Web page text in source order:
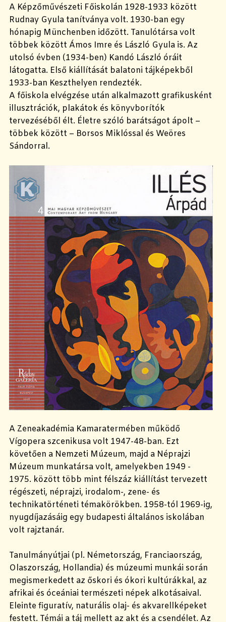
A Képzőművészeti Főiskolán 1928-1933 között
Rudnay Gyula tanítványa volt. 1930-ban egy
hónapig Münchenben időzött. Tanulótársa volt
többek között Ámos Imre és László Gyula is. Az
utolsó évben (1934-ben) Kandó László óráit
látogatta. Első kiállítását balatoni tájképekből
1933-ban Keszthelyen rendezték.
A főiskola elvégzése után alkalmazott grafikusként
illusztrációk, plakátok és könyvborítók
tervezéséből élt. Életre szóló barátságot ápolt –
többek között – Borsos Miklóssal és Weöres
Sándorral.
A Zeneakadémia Kamaratermében működő
Vígopera szcenikusa volt 1947-48-ban. Ezt
követően a Nemzeti Múzeum, majd a Néprajzi
Múzeum munkatársa volt, amelyekben 1949 -
1975. között több mint félszáz kiállítást tervezett
régészeti, néprajzi, irodalom-, zene- és
technikatörténeti témakörökben. 1958-tól 1969-ig,
nyugdíjazásáig egy budapesti általános iskolában
volt rajztanár.
Tanulmányútjai (pl. Németország, Franciaország,
Olaszország, Hollandia) és múzeumi munkái során
megismerkedett az őskori és ókori kultúrákkal, az
afrikai és óceániai természeti népek alkotásaival.
Eleinte figuratív, naturális olaj- és akvarellképeket
festett. Témái a táj mellett az akt és a csendélet. Az